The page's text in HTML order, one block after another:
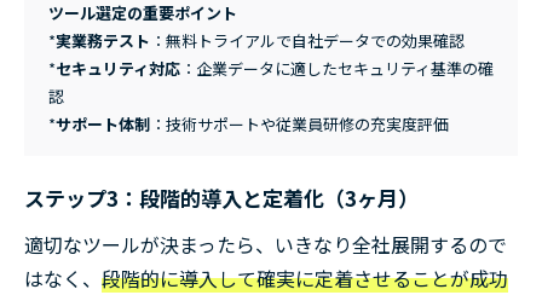
ツール選定の重要ポイント
*実業務テスト ：無料トライアルで自社データでの効果確認
*セキュリティ対応 ：企業データに適したセキュリティ基準の確
認
*サポート体制 ：技術サポートや従業員研修の充実度評価
ステップ3：段階的導入と定着化（3ヶ月）
適切なツールが決まったら、いきなり全社展開するので
はなく、 段階的に導入して確実に定着させることが成功